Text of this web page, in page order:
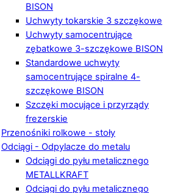
BISON
Uchwyty tokarskie 3 szczękowe
Uchwyty samocentrujące
zębatkowe 3-szczękowe BISON
Standardowe uchwyty
samocentrujące spiralne 4-
szczękowe BISON
Szczęki mocujące i przyrządy
frezerskie
Przenośniki rolkowe - stoły
Odciągi - Odpylacze do metalu
Odciągi do pyłu metalicznego
METALLKRAFT
Odciągi do pyłu metalicznego